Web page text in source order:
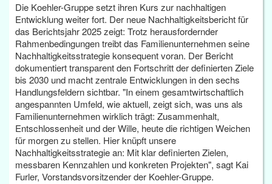
Die Koehler-Gruppe setzt ihren Kurs zur nachhaltigen
Entwicklung weiter fort. Der neue Nachhaltigkeitsbericht für
das Berichtsjahr 2025 zeigt: Trotz herausfordernder
Rahmenbedingungen treibt das Familienunternehmen seine
Nachhaltigkeitsstrategie konsequent voran. Der Bericht
dokumentiert transparent den Fortschritt der definierten Ziele
bis 2030 und macht zentrale Entwicklungen in den sechs
Handlungsfeldern sichtbar. "In einem gesamtwirtschaftlich
angespannten Umfeld, wie aktuell, zeigt sich, was uns als
Familienunternehmen wirklich trägt: Zusammenhalt,
Entschlossenheit und der Wille, heute die richtigen Weichen
für morgen zu stellen. Hier knüpft unsere
Nachhaltigkeitsstrategie an: Mit klar definierten Zielen,
messbaren Kennzahlen und konkreten Projekten", sagt Kai
Furler, Vorstandsvorsitzender der Koehler-Gruppe.